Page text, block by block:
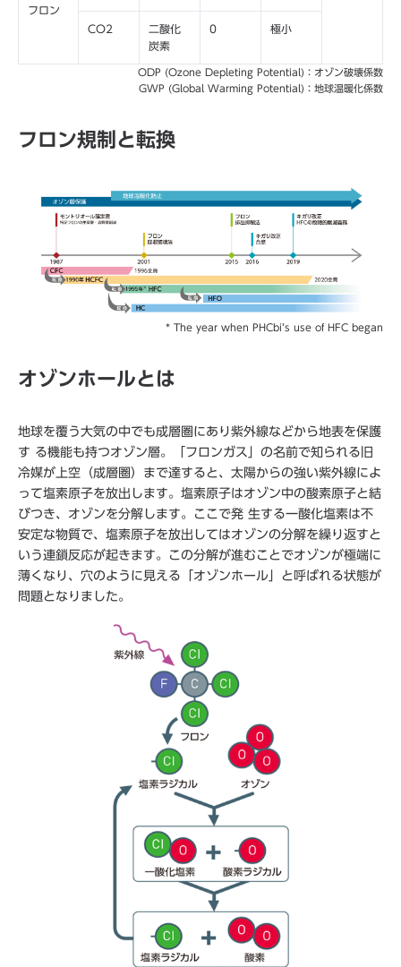
フロン
CO2
二酸化
炭素
0 極小
ODP (Ozone Depleting Potential)：オゾン破壊係数
GWP (Global Warming Potential)：地球温暖化係数
フロン規制と転換
* The year when PHCbi’s use of HFC began
オゾンホールとは
地球を覆う大気の中でも成層圏にあり紫外線などから地表を保護
す る機能も持つオゾン層。「フロンガス」の名前で知られる旧
冷媒が上空（成層圏）まで達すると、太陽からの強い紫外線によ
って塩素原子を放出します。塩素原子はオゾン中の酸素原子と結
びつき、オゾンを分解します。ここで発 生する一酸化塩素は不
安定な物質で、塩素原子を放出してはオゾンの分解を繰り返すと
いう連鎖反応が起きます。この分解が進むことでオゾンが極端に
薄くなり、穴のように見える「オゾンホール」と呼ばれる状態が
問題となりました。